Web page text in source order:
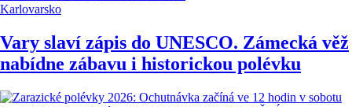
Karlovarsko
Vary slaví zápis do UNESCO. Zámecká věž
nabídne zábavu i historickou polévku